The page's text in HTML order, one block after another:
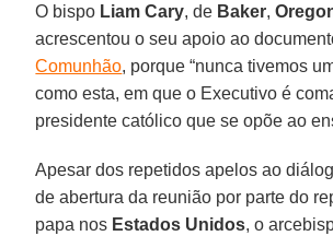
O bispo Liam Cary, de Baker,
acrescentou o seu apoio ao
Comunhão, porque “nunca tivemos
como esta, em que o Executivo é
presidente católico que se opõe ao
Apesar dos repetidos apelos ao
de abertura da reunião por parte do
papa nos Estados Unidos, o